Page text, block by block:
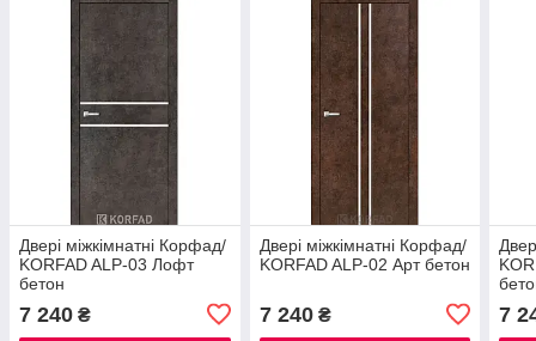
Двері міжкімнатні Корфад/
KORFAD ALP-03 Лофт
бетон
7 240 ₴
Двері міжкімнатні Корфад/
KORFAD ALP-02 Арт бетон
7 240₴ 7